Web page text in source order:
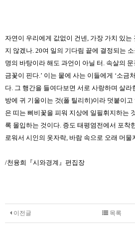
자연이 우리에게 값없이 건넨, 가장 가치 있는
지 않겠나. 20여 일의 기다림 끝에 결정되는
명의 바탕이라 해도 과언이 아닐 터. 속살의
금꽃이 핀다.’ 이는 뭍에 사는 이들에게 ‘소금
다. 그 행간을 들여다보면 서로 사랑하며 살라
방에 귀 기울이는 것(폴 틸리히)이라 덧붙이
은 띠는 삐비꽃을 피워 지상에 일필휘지하는
록 몰입하는 것이다. 증도 태평염전에서 포착
로워서 시인의 옷자락, 바람 속으로 오래 머물
/천융희『시와경계』편집장
이전글 목록